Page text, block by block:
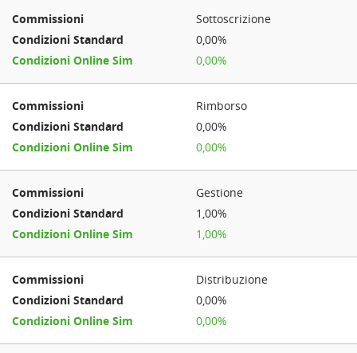
Sottoscrizione
0,00%
0,00%
Rimborso
0,00%
0,00%
Gestione
1,00%
1,00%
Distribuzione
0,00%
0,00%